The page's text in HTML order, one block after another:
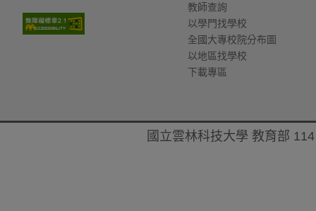
教師查詢
以學門找學校
全國大專校院分布圖
以地區找學校
下載專區
國立雲林科技大學 教育部